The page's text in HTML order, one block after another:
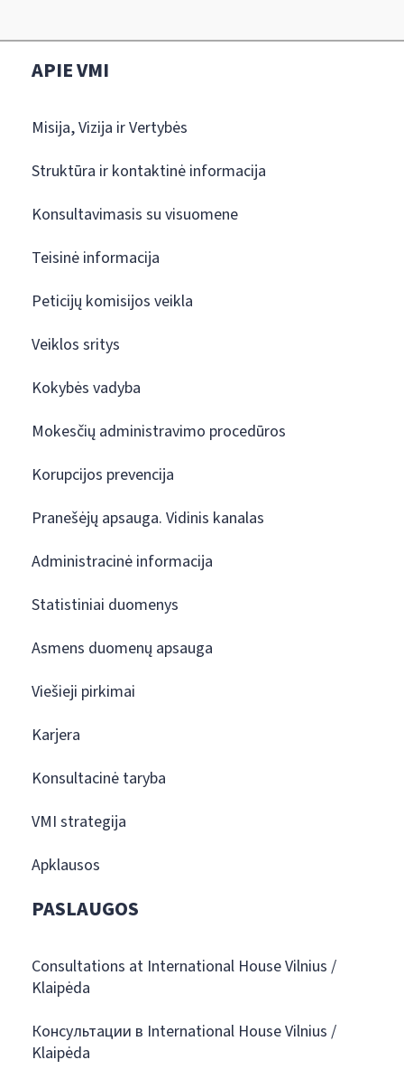
APIE VMI
Misija, Vizija ir Vertybės
Struktūra ir kontaktinė informacija
Konsultavimasis su visuomene
Teisinė informacija
Peticijų komisijos veikla
Veiklos sritys
Kokybės vadyba
Mokesčių administravimo procedūros
Korupcijos prevencija
Pranešėjų apsauga. Vidinis kanalas
Administracinė informacija
Statistiniai duomenys
Asmens duomenų apsauga
Viešieji pirkimai
Karjera
Konsultacinė taryba
VMI strategija
Apklausos
PASLAUGOS
Consultations at International House Vilnius /
Klaipėda
Консультации в International House Vilnius /
Klaipėda